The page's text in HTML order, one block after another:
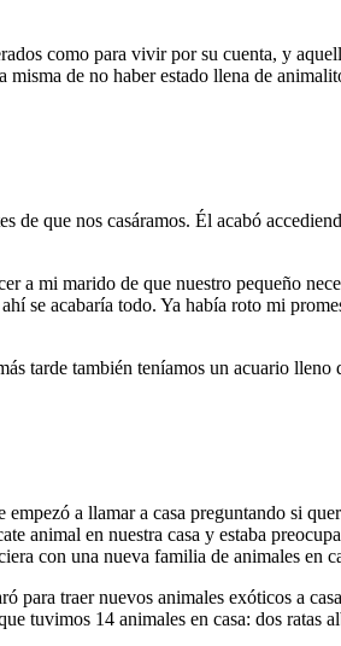
como para vivir por su cuenta, y
de no haber estado llena de
de que nos casáramos. Él acabó
mi marido de que nuestro pequeño
se acabaría todo. Ya había roto mi
tarde también teníamos un acuario
a llamar a casa preguntando si
animal en nuestra casa y estaba
con una nueva familia de animales en
para traer nuevos animales exóticos a
tuvimos 14 animales en casa: dos